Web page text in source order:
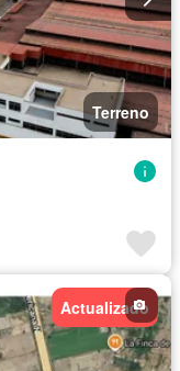
Terreno
Actualizado